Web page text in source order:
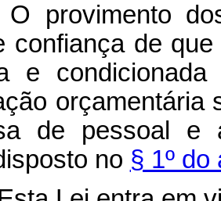
O provimento
confiança de
e
orçamentária
de pessoal e
no § 1º